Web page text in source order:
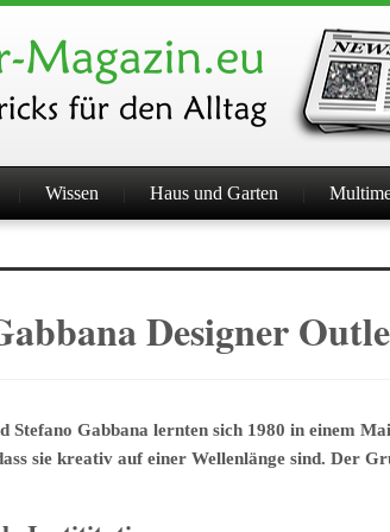
Wissen Haus und Garten
Designer
Stefano Gabbana lernten sich 1980 in einem
sie kreativ auf einer Wellenlänge sind. Der